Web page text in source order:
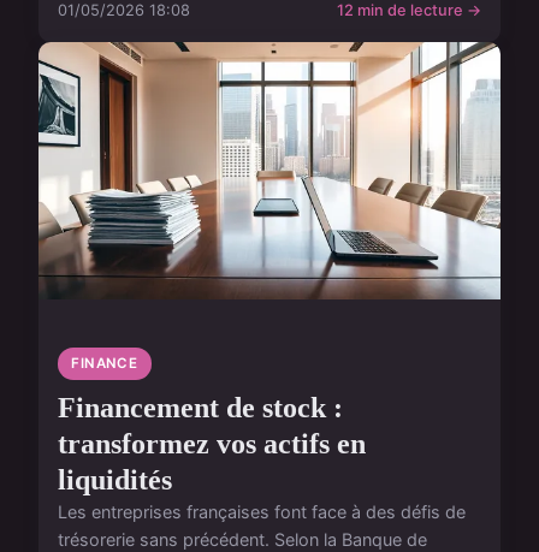
01/05/2026 18:08 12 min de lecture →
FINANCE
Financement de stock :
transformez vos actifs en
liquidités
Les entreprises françaises font face à des défis de
trésorerie sans précédent. Selon la Banque de